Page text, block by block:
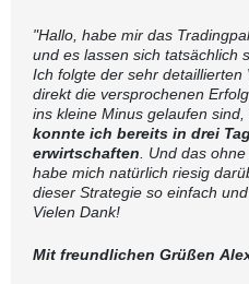
"Hallo, habe mir das
und es lassen sich tatsächlich
Ich folgte der sehr detaillierten
direkt die versprochenen
ins kleine Minus gelaufen sind,
konnte ich bereits in drei
erwirtschaften. Und das
habe mich natürlich riesig
dieser Strategie so einfach
Vielen Dank!
Mit freundlichen Grüßen